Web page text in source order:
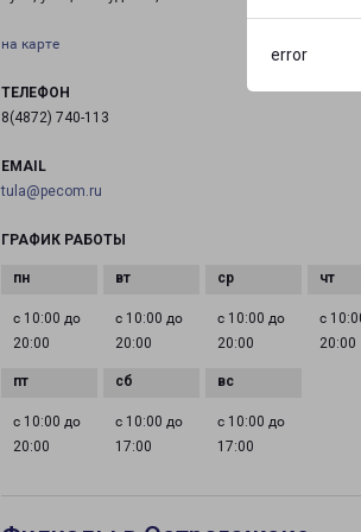
error
на карте
ТЕЛЕФОН
8(4872) 740-113
EMAIL
tula@pecom.ru
ГРАФИК РАБОТЫ
с 10:00 до
20:00
с 10:00 до
20:00
с 10:00 до
20:00
с
20:00
с 10:00 до
20:00
с 10:00 до
17:00
с 10:00 до
17:00